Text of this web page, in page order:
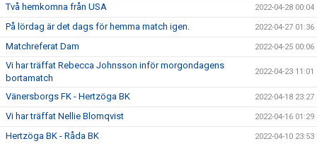
Två hemkomna från USA 2022-04-28 00:04
På lördag är det dags för hemma match igen. 2022-04-27 01:36
Matchreferat Dam 2022-04-25 00:06
Vi har träffat Rebecca Johnsson inför morgondagens
bortamatch
2022-04-23 11:01
Vänersborgs FK - Hertzöga BK 2022-04-18 23:27
Vi har träffat Nellie Blomqvist 2022-04-16 01:29
Hertzöga BK - Råda BK 2022-04-10 23:53